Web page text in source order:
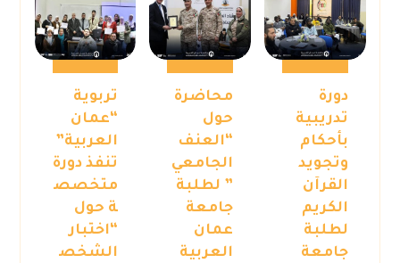
دورة
تدريبية
بأحكام
وتجويد
القرآن
الكريم
لطلبة
جامعة
محاضرة
حول
“العنف
الجامعي
” لطلبة
جامعة
عمان
العربية
تربوية
“عمان
العربية”
تنفذ دورة
متخصص
ة حول
“اختبار
الشخص